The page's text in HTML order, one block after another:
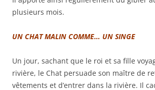
plusieurs mois.
UN CHAT MALIN COMME… UN SINGE
Un jour, sachant que le roi et sa fille
rivière, le Chat persuade son maître de
vêtements et d’entrer dans la rivière. Il